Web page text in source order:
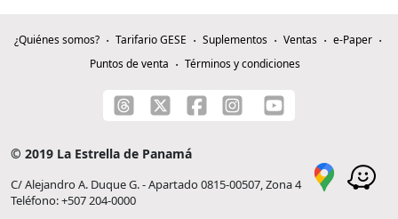
¿Quiénes somos? Tarifario GESE Suplementos Ventas
e-Paper
Puntos de venta
Términos y condiciones
© 2019 La Estrella de Panamá
C/ Alejandro A. Duque G. - Apartado 0815-00507, Zona 4
Teléfono: +507 204-0000